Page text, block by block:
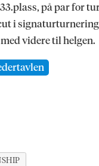
på par for
i
videre til helgen.